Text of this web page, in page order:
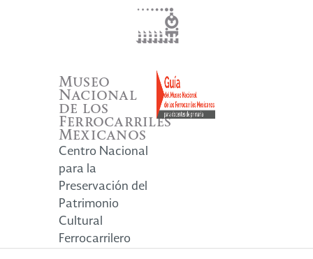
Museo
Nacional
de los
Ferrocarriles
Mexicanos
Centro Nacional
para la
Preservación del
Patrimonio
Cultural
Ferrocarrilero